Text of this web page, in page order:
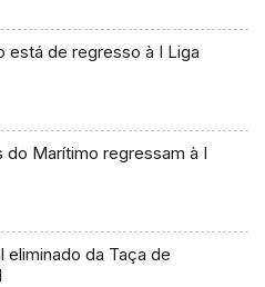
está de regresso à I Liga
do Marítimo regressam à I
eliminado da Taça de